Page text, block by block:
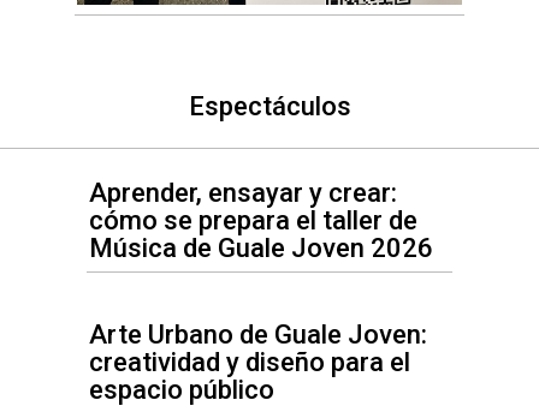
Espectáculos
Aprender, ensayar y crear:
cómo se prepara el taller de
Música de Guale Joven 2026
Arte Urbano de Guale Joven:
creatividad y diseño para el
espacio público